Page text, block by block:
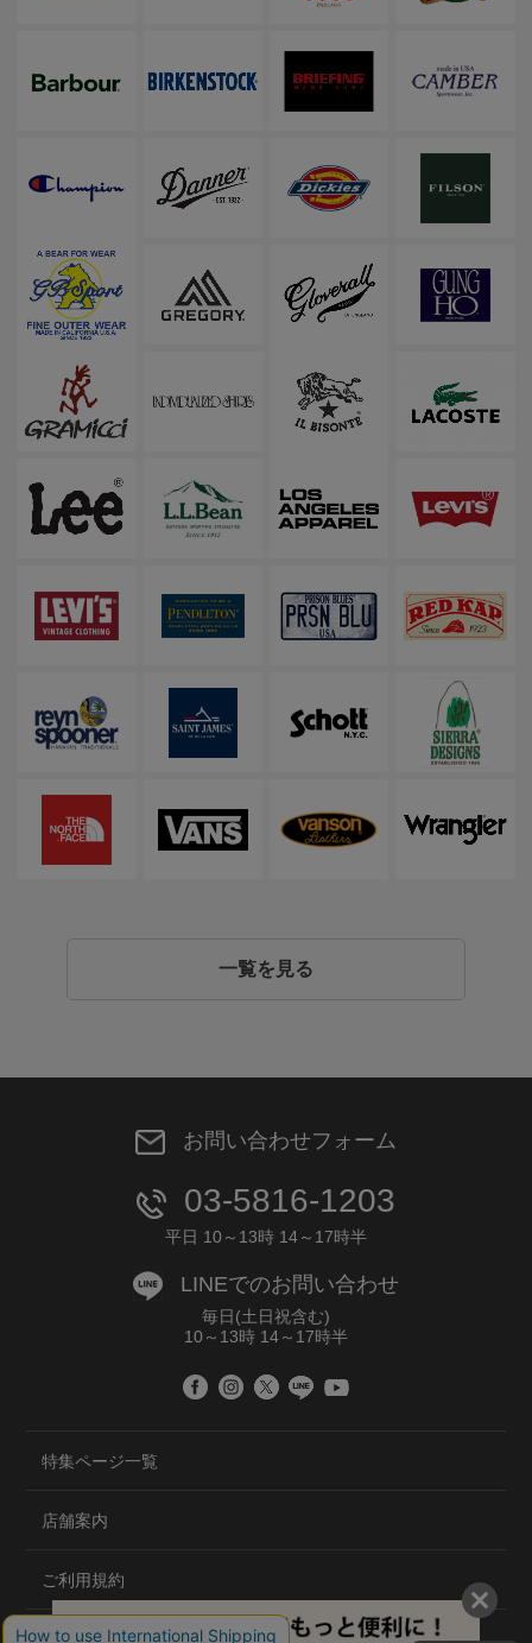
一覧を見る
お問い合わせフォーム
03-5816-1203
平日 10～13時 14～17時半
LINEでのお問い合わせ
毎日(土日祝含む)
10～13時 14～17時半
特集ページ一覧
店舗案内
ご利用規約